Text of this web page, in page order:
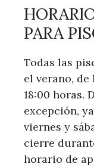
PARA
Todas las
el verano,
18:00 horas.
excepción,
viernes y
cierre
horario de